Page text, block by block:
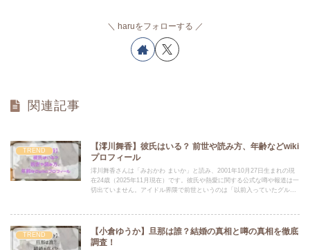
haruをフォローする
関連記事
TREND
【澪川舞香】彼氏はいる？ 前世や読み方、年齢などwiki
プロフィール
澪川舞香さんは「みおかわ まいか」と読み、2001年10月27日生まれの現
在24歳（2025年11月現在）です。彼氏や熱愛に関する公式な噂や報道は一
切出ていません。アイドル界隈で前世というのは「以前入っていたグルー
TREND
【小倉ゆうか】旦那は誰？結婚の真相と噂の真相を徹底
調査！